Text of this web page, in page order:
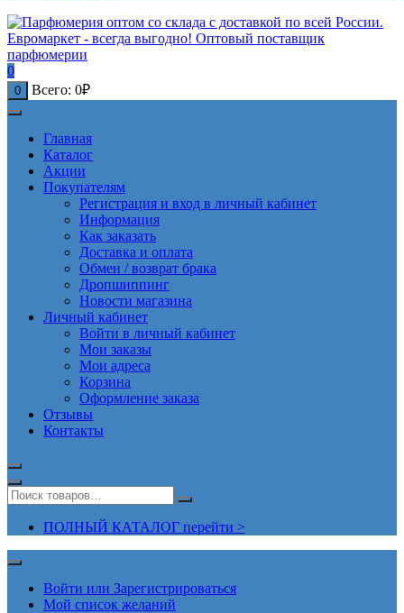
0
0 Всего: 0₽
Главная
Каталог
Акции
Покупателям
Регистрация и вход в личный кабинет
Информация
Как заказать
Доставка и оплата
Обмен / возврат брака
Дропшиппинг
Новости магазина
Личный кабинет
Войти в личный кабинет
Мои заказы
Мои адреса
Корзина
Оформление заказа
Отзывы
Контакты
ПОЛНЫЙ КАТАЛОГ перейти >
Войти или Зарегистрироваться
Мой список желаний